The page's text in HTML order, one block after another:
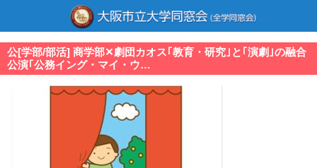
公[学部/部活] 商学部✕劇団カオス｢教育・研究｣と｢演劇｣の融合
公演｢公務イング・マイ・ウ…